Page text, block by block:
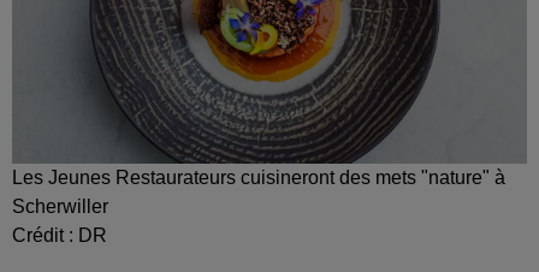
Les Jeunes Restaurateurs cuisineront des mets "nature" à
Scherwiller
Crédit : DR